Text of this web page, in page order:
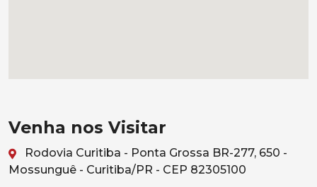
Venha nos Visitar
Rodovia Curitiba - Ponta Grossa BR-277, 650 -
Mossunguê - Curitiba/PR - CEP 82305100